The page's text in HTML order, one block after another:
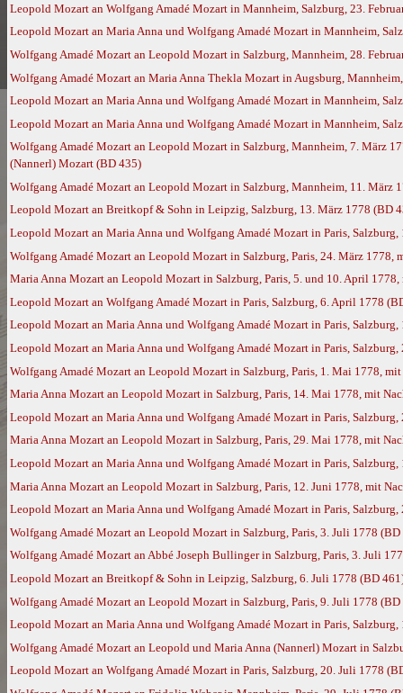
Leopold Mozart an Wolfgang Amadé Mozart in Mannheim, Salzburg, 23.
Leopold Mozart an Maria Anna und Wolfgang Amadé Mozart in Mannheim,
Wolfgang Amadé Mozart an Leopold Mozart in Salzburg, Mannheim, 28.
Wolfgang Amadé Mozart an Maria Anna Thekla Mozart in Augsburg,
Leopold Mozart an Maria Anna und Wolfgang Amadé Mozart in Mannheim,
Leopold Mozart an Maria Anna und Wolfgang Amadé Mozart in Mannheim,
Wolfgang Amadé Mozart an Leopold Mozart in Salzburg, Mannheim, 7. März
(Nannerl) Mozart (BD 435)
Wolfgang Amadé Mozart an Leopold Mozart in Salzburg, Mannheim, 11. März
Leopold Mozart an Breitkopf & Sohn in Leipzig, Salzburg, 13. März 1778 (BD
Leopold Mozart an Maria Anna und Wolfgang Amadé Mozart in Paris,
Wolfgang Amadé Mozart an Leopold Mozart in Salzburg, Paris, 24. März
Maria Anna Mozart an Leopold Mozart in Salzburg, Paris, 5. und 10. April
Leopold Mozart an Wolfgang Amadé Mozart in Paris, Salzburg, 6. April 1778
Leopold Mozart an Maria Anna und Wolfgang Amadé Mozart in Paris,
Leopold Mozart an Maria Anna und Wolfgang Amadé Mozart in Paris,
Wolfgang Amadé Mozart an Leopold Mozart in Salzburg, Paris, 1. Mai 1778,
Maria Anna Mozart an Leopold Mozart in Salzburg, Paris, 14. Mai 1778, mit
Leopold Mozart an Maria Anna und Wolfgang Amadé Mozart in Paris,
Maria Anna Mozart an Leopold Mozart in Salzburg, Paris, 29. Mai 1778, mit
Leopold Mozart an Maria Anna und Wolfgang Amadé Mozart in Paris,
Maria Anna Mozart an Leopold Mozart in Salzburg, Paris, 12. Juni 1778, mit
Leopold Mozart an Maria Anna und Wolfgang Amadé Mozart in Paris,
Wolfgang Amadé Mozart an Leopold Mozart in Salzburg, Paris, 3. Juli 1778 (BD
Wolfgang Amadé Mozart an Abbé Joseph Bullinger in Salzburg, Paris, 3. Juli
Leopold Mozart an Breitkopf & Sohn in Leipzig, Salzburg, 6. Juli 1778 (BD
Wolfgang Amadé Mozart an Leopold Mozart in Salzburg, Paris, 9. Juli 1778 (BD
Leopold Mozart an Maria Anna und Wolfgang Amadé Mozart in Paris,
Wolfgang Amadé Mozart an Leopold und Maria Anna (Nannerl) Mozart in
Leopold Mozart an Wolfgang Amadé Mozart in Paris, Salzburg, 20. Juli 1778